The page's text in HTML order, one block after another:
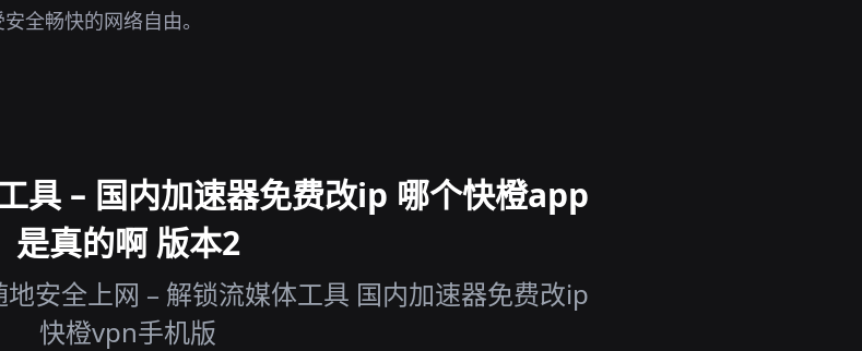
全畅快的网络自由。
具 – 国内加速器免费改ip 哪个快橙app
是真的啊 版本2
安全上网 – 解锁流媒体工具 国内加速器免费改ip
快橙vpn手机版